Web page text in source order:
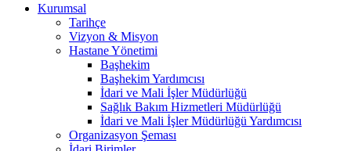
Kurumsal
Tarihçe
Vizyon & Misyon
Hastane Yönetimi
Başhekim
Başhekim Yardımcısı
İdari ve Mali İşler Müdürlüğü
Sağlık Bakım Hizmetleri Müdürlüğü
İdari ve Mali İşler Müdürlüğü Yardımcısı
Organizasyon Şeması